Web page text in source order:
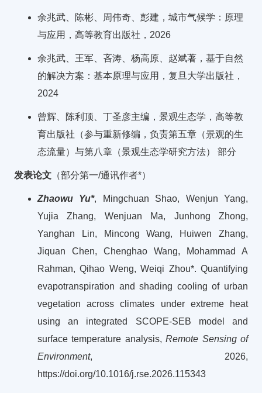
余兆武、陈彬、周伟奇、彭建，城市气候学：原理
与应用，高等教育出版社，2026
余兆武、王军、吝涛、杨高原、赵斌著，基于自然
的解决方案：基本原理与应用，复旦大学出版社，
2024
曾辉、陈利顶、丁圣彦主编，景观生态学，高等教
育出版社（参与重新修编，负责第五章（景观的生
态流量）与第八章（景观生态学研究方法） 部分
发表论文（部分第一/通讯作者*）
Zhaowu Yu*, Mingchuan Shao, Wenjun Yang,
Yujia Zhang, Wenjuan Ma, Junhong Zhong,
Yanghan Lin, Mincong Wang, Huiwen Zhang,
Jiquan Chen, Chenghao Wang, Mohammad A
Rahman, Qihao Weng, Weiqi Zhou*. Quantifying
evapotranspiration and shading cooling of urban
vegetation across climates under extreme heat
using an integrated SCOPE-SEB model and
surface temperature analysis,Remote Sensing of
Environment, 2026,
https://doi.org/10.1016/j.rse.2026.115343